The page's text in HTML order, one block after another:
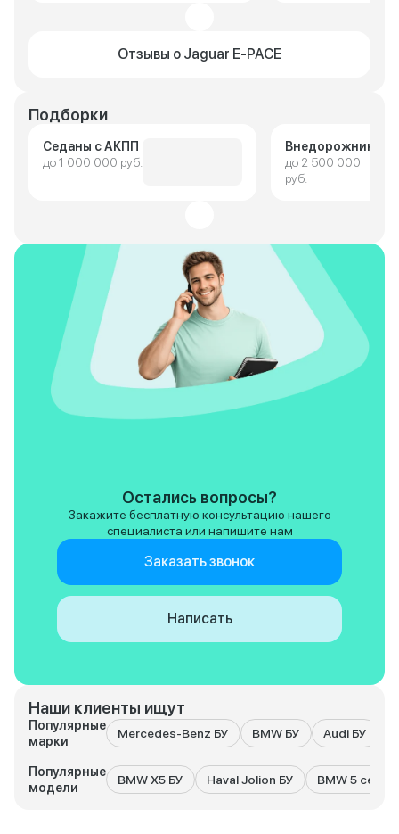
Отзывы о Jaguar E-PACE
Подборки
Седаны с АКПП
до 1 000 000 руб.
Внедорожники
до 2 500 000
руб.
Остались вопросы?
Закажите бесплатную консультацию нашего
специалиста или напишите нам
Заказать звонок
Написать
Наши клиенты ищут
Популярные
марки
Mercedes-Benz БУ BMW БУ Audi БУ
Популярные
модели
BMW X5 БУ Haval Jolion БУ BMW 5 серия